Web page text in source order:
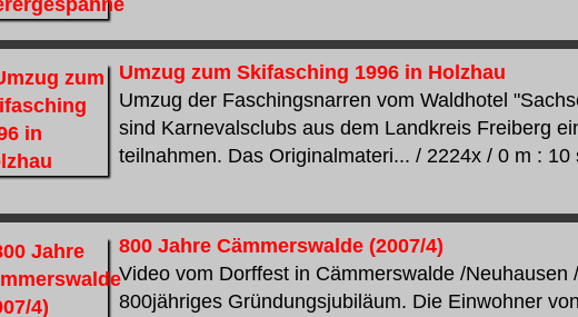
Umzug zum Skifasching 1996 in Holzhau
Umzug der Faschingsnarren vom Waldhotel
sind Karnevalsclubs aus dem Landkreis Freiberg
teilnahmen. Das Originalmateri... / 2224x / 0 m : 10
800 Jahre Cämmerswalde (2007/4)
Video vom Dorffest in Cämmerswalde /
800jähriges Gründungsjubiläum. Die Einwohner